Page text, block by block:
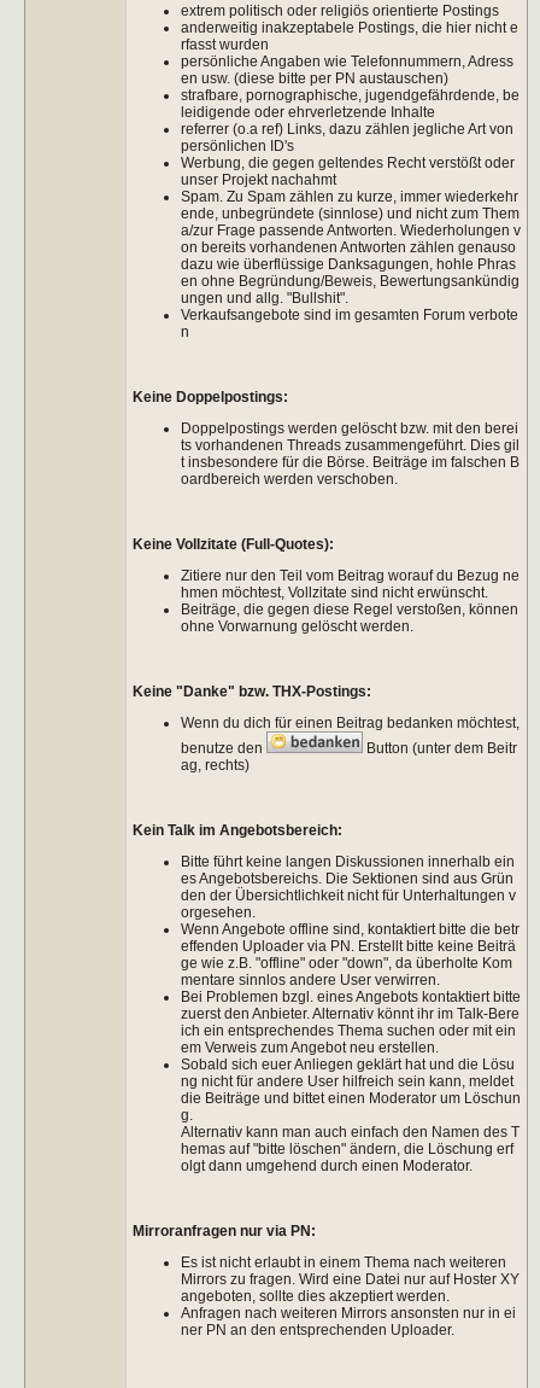
extrem politisch oder religiös orientierte Postings
anderweitig inakzeptabele Postings, die hier nicht e
rfasst wurden
persönliche Angaben wie Telefonnummern, Adress
en usw. (diese bitte per PN austauschen)
strafbare, pornographische, jugendgefährdende, be
leidigende oder ehrverletzende Inhalte
referrer (o.a ref) Links, dazu zählen jegliche Art von
persönlichen ID's
Werbung, die gegen geltendes Recht verstößt oder
unser Projekt nachahmt
Spam. Zu Spam zählen zu kurze, immer wiederkehr
ende, unbegründete (sinnlose) und nicht zum Them
a/zur Frage passende Antworten. Wiederholungen v
on bereits vorhandenen Antworten zählen genauso
dazu wie überflüssige Danksagungen, hohle Phras
en ohne Begründung/Beweis, Bewertungsankündig
ungen und allg. "Bullshit".
Verkaufsangebote sind im gesamten Forum verbote
n
Keine Doppelpostings:
Doppelpostings werden gelöscht bzw. mit den berei
ts vorhandenen Threads zusammengeführt. Dies gil
t insbesondere für die Börse. Beiträge im falschen B
oardbereich werden verschoben.
Keine Vollzitate (Full-Quotes):
Zitiere nur den Teil vom Beitrag worauf du Bezug ne
hmen möchtest, Vollzitate sind nicht erwünscht.
Beiträge, die gegen diese Regel verstoßen, können
ohne Vorwarnung gelöscht werden.
Keine "Danke" bzw. THX-Postings:
Wenn du dich für einen Beitrag bedanken möchtest,
benutze den
Button (unter dem Beitr
ag, rechts)
Kein Talk im Angebotsbereich:
Bitte führt keine langen Diskussionen innerhalb ein
es Angebotsbereichs. Die Sektionen sind aus Grün
den der Übersichtlichkeit nicht für Unterhaltungen v
orgesehen.
Wenn Angebote offline sind, kontaktiert bitte die betr
effenden Uploader via PN. Erstellt bitte keine Beiträ
ge wie z.B. "offline" oder "down", da überholte Kom
mentare sinnlos andere User verwirren.
Bei Problemen bzgl. eines Angebots kontaktiert bitte
zuerst den Anbieter. Alternativ könnt ihr im Talk-Bere
ich ein entsprechendes Thema suchen oder mit ein
em Verweis zum Angebot neu erstellen.
Sobald sich euer Anliegen geklärt hat und die Lösu
ng nicht für andere User hilfreich sein kann, meldet
die Beiträge und bittet einen Moderator um Löschun
g.
Alternativ kann man auch einfach den Namen des T
hemas auf "bitte löschen" ändern, die Löschung erf
olgt dann umgehend durch einen Moderator.
Mirroranfragen nur via PN:
Es ist nicht erlaubt in einem Thema nach weiteren
Mirrors zu fragen. Wird eine Datei nur auf Hoster XY
angeboten, sollte dies akzeptiert werden.
Anfragen nach weiteren Mirrors ansonsten nur in ei
ner PN an den entsprechenden Uploader.